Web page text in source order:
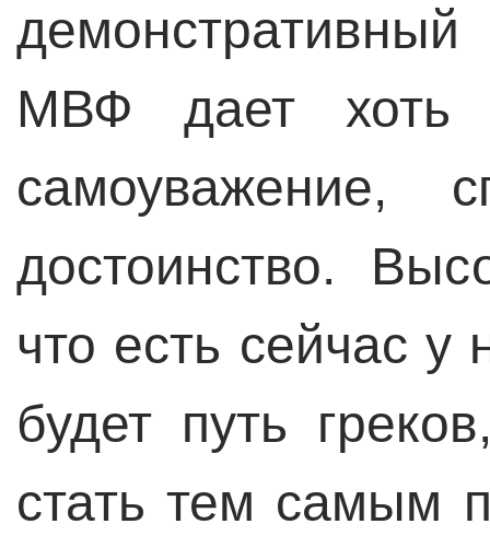
МВФ дает хоть
самоуважение,
достоинство.
что есть сейчас у
будет путь
стать тем самым